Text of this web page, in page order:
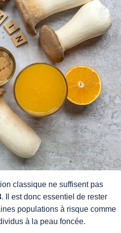
classique ne suffisent pas
. Il est donc essentiel de rester
populations à risque comme
à la peau foncée.